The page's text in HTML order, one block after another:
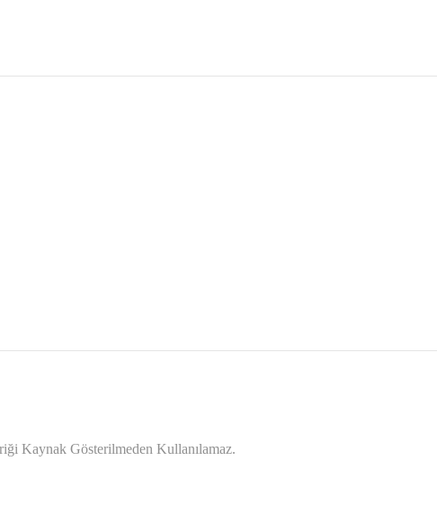
Kaynak Gösterilmeden Kullanılamaz.